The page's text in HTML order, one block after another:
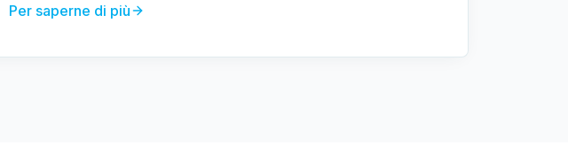
Per saperne di più